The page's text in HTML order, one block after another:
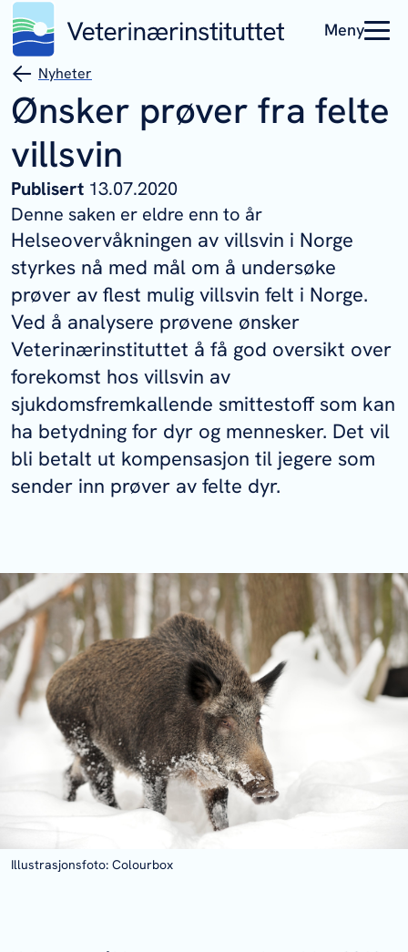
Meny
Nyheter
Ønsker prøver fra felte
villsvin
Publisert 13.07.2020
Denne saken er eldre enn to år
Helseovervåkningen av villsvin i Norge
styrkes nå med mål om å undersøke
prøver av flest mulig villsvin felt i Norge.
Ved å analysere prøvene ønsker
Veterinærinstituttet å få god oversikt over
forekomst hos villsvin av
sjukdomsfremkallende smittestoff som kan
ha betydning for dyr og mennesker. Det vil
bli betalt ut kompensasjon til jegere som
sender inn prøver av felte dyr.
Illustrasjonsfoto: Colourbox